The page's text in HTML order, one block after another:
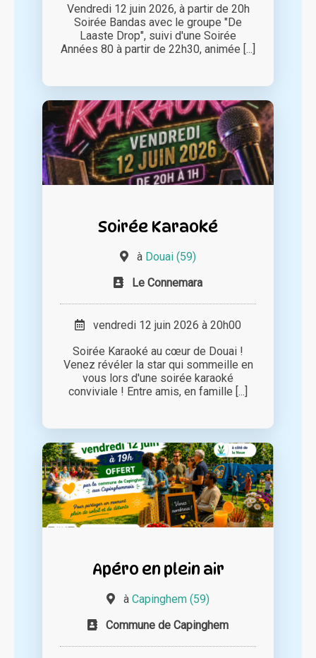
Vendredi 12 juin 2026, à partir de 20h
Soirée Bandas avec le groupe "De
Laaste Drop", suivi d'une Soirée
Années 80 à partir de 22h30, animée [...]
Soirée Karaoké
à Douai (59)
Le Connemara
vendredi 12 juin 2026 à 20h00
Soirée Karaoké au cœur de Douai !
Venez révéler la star qui sommeille en
vous lors d'une soirée karaoké
conviviale ! Entre amis, en famille [...]
Apéro en plein air
à Capinghem (59)
Commune de Capinghem